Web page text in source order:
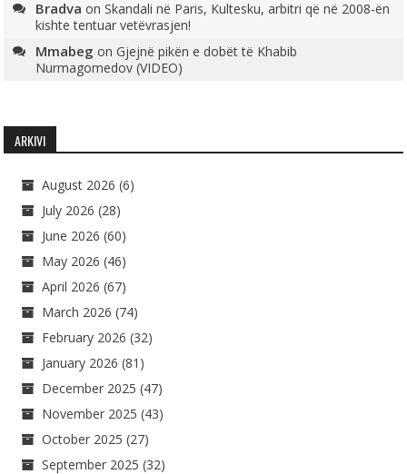
Bradva onSkandali në Paris, Kultesku, arbitri që në 2008-ën
kishte tentuar vetëvrasjen!
Mmabeg onGjejnë pikën e dobët të Khabib
Nurmagomedov (VIDEO)
ARKIVI
August 2026 (6)
July 2026 (28)
June 2026 (60)
May 2026 (46)
April 2026 (67)
March 2026 (74)
February 2026 (32)
January 2026 (81)
December 2025 (47)
November 2025 (43)
October 2025 (27)
September 2025 (32)